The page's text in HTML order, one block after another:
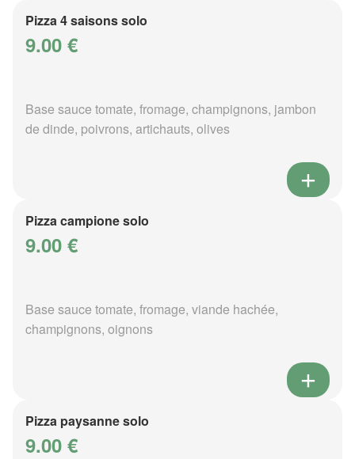
Pizza 4 saisons solo
9.00 €
Base sauce tomate, fromage, champignons, jambon
de dinde, poivrons, artichauts, olives
Pizza campione solo
9.00 €
Base sauce tomate, fromage, viande hachée,
champignons, oignons
Pizza paysanne solo
9.00 €